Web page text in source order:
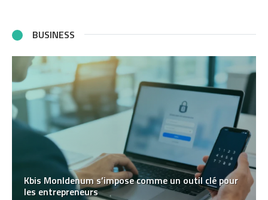
BUSINESS
Kbis MonIdenum s’impose comme un outil clé pour
les entrepreneurs